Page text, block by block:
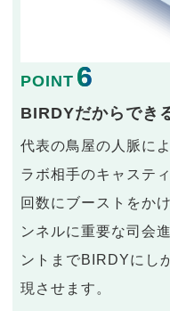
POINT 6
BIRDYだからでき
代表の鳥屋の人脈に
ラボ相手のキャステ
回数にブーストをか
ンネルに重要な司会
ントまでBIRDYにし
現させます。